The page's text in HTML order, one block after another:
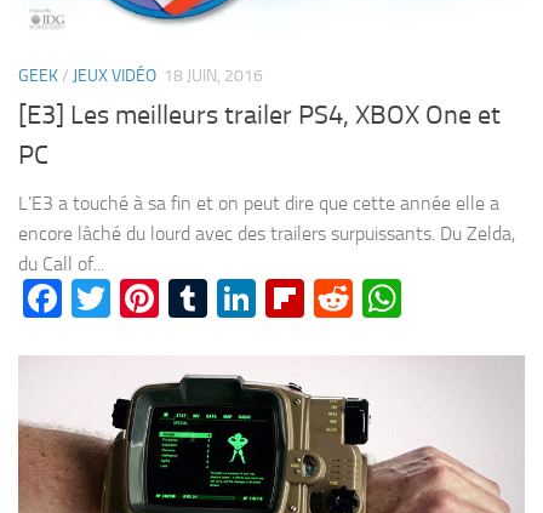
GEEK/ JEUX VIDÉO 18 JUIN, 2016
[E3] Les meilleurs trailer PS4, XBOX One et
PC
L’E3 a touché à sa fin et on peut dire que cette année elle a
encore lâché du lourd avec des trailers surpuissants. Du Zelda,
du Call of...
Facebook
TwitterPinterest
TumblrLinkedIn
Flipboard
Reddit